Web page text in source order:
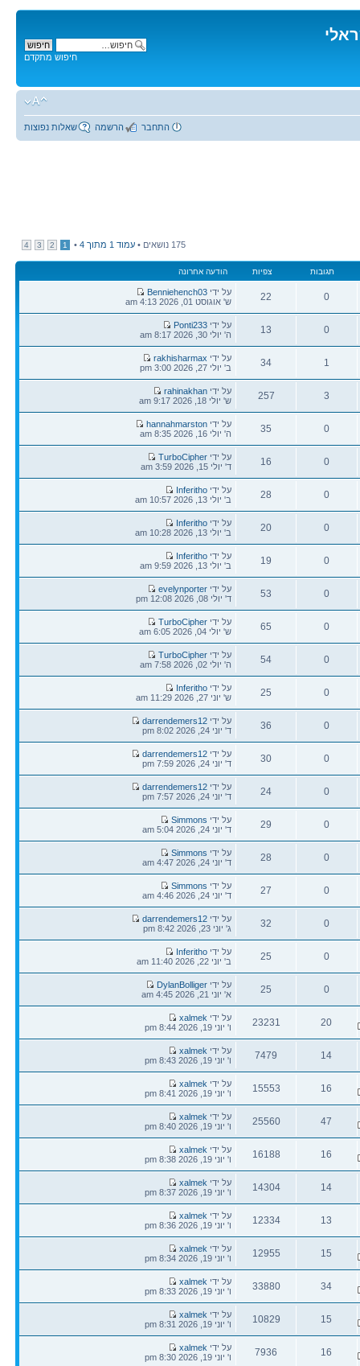
חיפוש מתקדם
שאלות נפוצות הרשמה התחבר
175 נושאים • עמוד 1 מתוך 4
•
1
2
3
4
תגובות צפיות הודעה אחרונה
0
תגובות
22
צפיות
הודעה
אחרונה
על ידיBenniehench03
ש' אוגוסט 01, 2026 4:13 am
0
תגובות
13
צפיות
הודעה
אחרונה
על ידיPonti233
ה' יולי 30, 2026 8:17 am
1
תגובות
34
צפיות
הודעה
אחרונה
על ידי rakhisharmax
ב' יולי 27, 2026 3:00 pm
3
תגובות
257
צפיות
הודעה
אחרונה
על ידיrahinakhan
ש' יולי 18, 2026 9:17 am
0
תגובות
35
צפיות
הודעה
אחרונה
על ידיhannahmarston
ה' יולי 16, 2026 8:35 am
0
תגובות
16
צפיות
הודעה
אחרונה
על ידיTurboCipher
ד' יולי 15, 2026 3:59 am
0
תגובות
28
צפיות
הודעה
אחרונה
על ידיInferitho
ב' יולי 13, 2026 10:57 am
0
תגובות
20
צפיות
הודעה
אחרונה
על ידיInferitho
ב' יולי 13, 2026 10:28 am
0
תגובות
19
צפיות
הודעה
אחרונה
על ידיInferitho
ב' יולי 13, 2026 9:59 am
0
תגובות
53
צפיות
הודעה
אחרונה
על ידיevelynporter
ד' יולי 08, 2026 12:08 pm
0
תגובות
65
צפיות
הודעה
אחרונה
על ידיTurboCipher
ש' יולי 04, 2026 6:05 am
0
תגובות
54
צפיות
הודעה
אחרונה
על ידיTurboCipher
ה' יולי 02, 2026 7:58 am
0
תגובות
25
צפיות
הודעה
אחרונה
על ידיInferitho
ש' יוני 27, 2026 11:29 am
0
תגובות
36
צפיות
הודעה
אחרונה
על ידיdarrendemers12
ד' יוני 24, 2026 8:02 pm
0
תגובות
30
צפיות
הודעה
אחרונה
על ידיdarrendemers12
ד' יוני 24, 2026 7:59 pm
0
תגובות
24
צפיות
הודעה
אחרונה
על ידיdarrendemers12
ד' יוני 24, 2026 7:57 pm
0
תגובות
29
צפיות
הודעה
אחרונה
על ידי Simmons
ד' יוני 24, 2026 5:04 am
0
תגובות
28
צפיות
הודעה
אחרונה
על ידי Simmons
ד' יוני 24, 2026 4:47 am
0
תגובות
27
צפיות
הודעה
אחרונה
על ידי Simmons
ד' יוני 24, 2026 4:46 am
0
תגובות
32
צפיות
הודעה
אחרונה
על ידיdarrendemers12
ג' יוני 23, 2026 8:42 pm
0
תגובות
25
צפיות
הודעה
אחרונה
על ידיInferitho
ב' יוני 22, 2026 11:40 am
0
תגובות
25
צפיות
הודעה
אחרונה
על ידיDylanBolliger
א' יוני 21, 2026 4:45 am
20
תגובות
23231
צפיות
הודעה
אחרונה
על ידי xalmek
ו' יוני 19, 2026 8:44 pm
14
תגובות
7479
צפיות
הודעה
אחרונה
על ידי xalmek
ו' יוני 19, 2026 8:43 pm
16
תגובות
15553
צפיות
הודעה
אחרונה
על ידי xalmek
ו' יוני 19, 2026 8:41 pm
47
תגובות
25560
צפיות
הודעה
אחרונה
על ידי xalmek
ו' יוני 19, 2026 8:40 pm
16
תגובות
16188
צפיות
הודעה
אחרונה
על ידי xalmek
ו' יוני 19, 2026 8:38 pm
14
תגובות
14304
צפיות
הודעה
אחרונה
על ידי xalmek
ו' יוני 19, 2026 8:37 pm
13
תגובות
12334
צפיות
הודעה
אחרונה
על ידי xalmek
ו' יוני 19, 2026 8:36 pm
15
תגובות
12955
צפיות
הודעה
אחרונה
על ידי xalmek
ו' יוני 19, 2026 8:34 pm
34
תגובות
33880
צפיות
הודעה
אחרונה
על ידי xalmek
ו' יוני 19, 2026 8:33 pm
15
תגובות
10829
צפיות
הודעה
אחרונה
על ידי xalmek
ו' יוני 19, 2026 8:31 pm
16
7936
הודעה
אחרונה
על ידי xalmek
ו' יוני 19, 2026 8:30 pm